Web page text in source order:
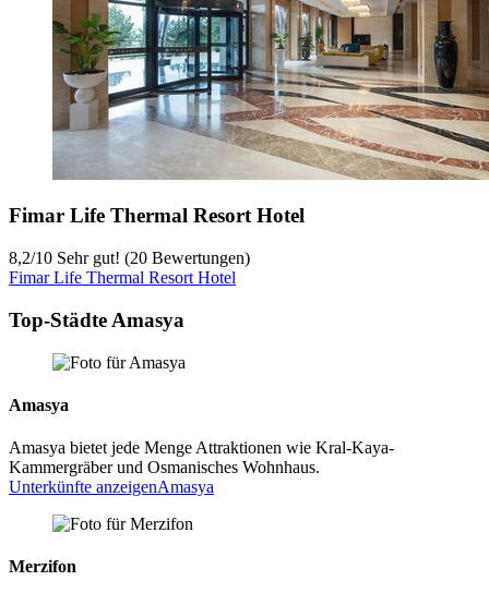
Fimar Life Thermal Resort Hotel
8,2/10 Sehr gut! (20 Bewertungen)
Fimar Life Thermal Resort Hotel
Top-Städte Amasya
Amasya
Amasya bietet jede Menge Attraktionen wie Kral-Kaya-
Kammergräber und Osmanisches Wohnhaus.
Unterkünfte anzeigenAmasya
Merzifon